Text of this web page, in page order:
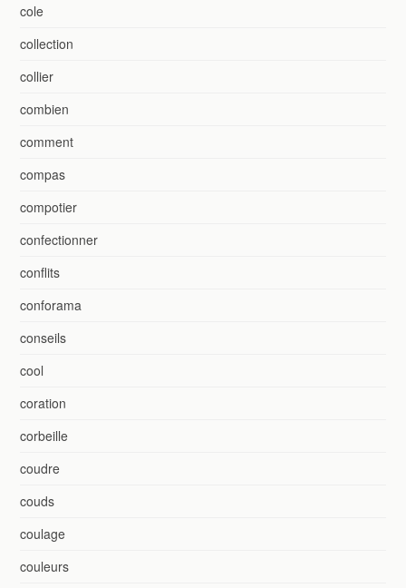
cole
collection
collier
combien
comment
compas
compotier
confectionner
conflits
conforama
conseils
cool
coration
corbeille
coudre
couds
coulage
couleurs